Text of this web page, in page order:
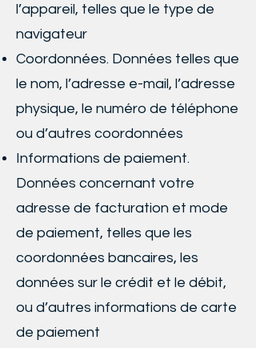
l’appareil, telles que le type de
navigateur
Coordonnées. Données telles que
le nom, l’adresse e-mail, l’adresse
physique, le numéro de téléphone
ou d’autres coordonnées
Informations de paiement.
Données concernant votre
adresse de facturation et mode
de paiement, telles que les
coordonnées bancaires, les
données sur le crédit et le débit,
ou d’autres informations de carte
de paiement